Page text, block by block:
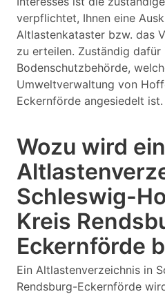
verpflichtet, Ihnen eine
Altlastenkataster bzw. das
zu erteilen. Zuständig dafür
Bodenschutzbehörde,
Umweltverwaltung von
Eckernförde angesiedelt ist.
Wozu wird ein
Schleswig-
Kreis
Eckernförde
Ein Altlastenverzeichnis in
Rendsburg-Eckernförde